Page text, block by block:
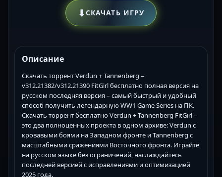
⬇СКАЧАТЬ ИГРУ
Описание
Скачать торрент Verdun + Tannenberg –
v312.21382/v312.21390 FitGirl бесплатно полная версия на
русском последняя версия – самый быстрый и удобный
способ получить легендарную WW1 Game Series на ПК.
Скачать торрент бесплатно Verdun + Tannenberg FitGirl –
это два полноценных проекта в одном архиве: Verdun с
кровавыми боями на Западном фронте и Tannenberg с
масштабными сражениями Восточного фронта. Играйте
на русском языке без ограничений, наслаждайтесь
последней версией с исправлениями и оптимизацией
2025 года.